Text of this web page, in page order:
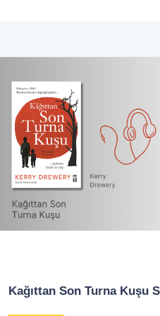
Kağıttan Son Turna Kuşu